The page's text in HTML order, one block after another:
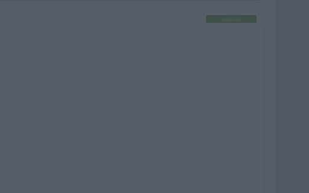
pubblicità